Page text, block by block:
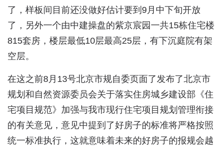
了，样板间目前还没做好估计要到9月中下旬开放
了，另外一个由中建操盘的紫京宸园一共15栋住宅楼
815套房，楼层最低10层最高25层，有下沉庭院有架
空层。
在这之前8月13号北京市规自委页面了发布了北京市
规划和自然资源委员会关于落实住房城乡建设部《住
宅项目规范》加强与我市现行住宅项目规划管理衔接
的有关意见，意见中提到了好房子的标准将严格按照
统一标准执行，这就意味着未来的好房子的报规会越